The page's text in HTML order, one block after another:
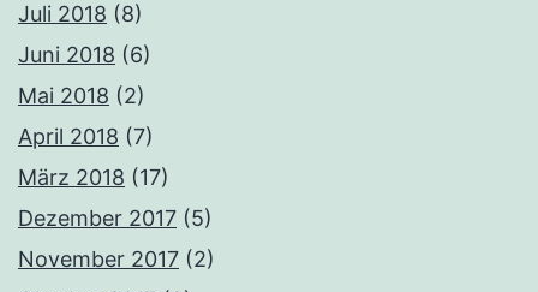
Juli 2018 (8)
Juni 2018 (6)
Mai 2018 (2)
April 2018 (7)
März 2018 (17)
Dezember 2017 (5)
November 2017 (2)